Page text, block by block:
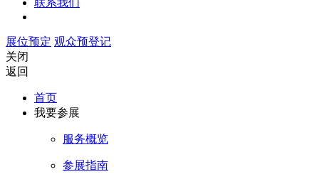
联系我们
展位预定 观众预登记
关闭
返回
首页
我要参展
服务概览
参展指南